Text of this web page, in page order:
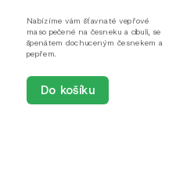
Do košíku
Nabízíme vám šťavnaté vepřové
maso pečené na česneku a cibuli, se
špenátem dochuceným česnekem a
pepřem.